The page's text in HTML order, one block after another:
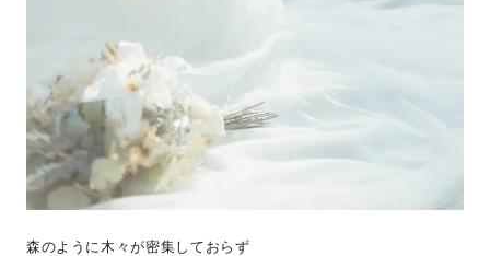
森のように木々が密集しておらず